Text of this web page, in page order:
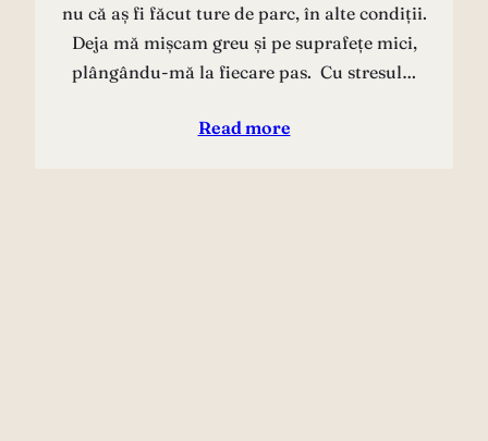
nu că aș fi făcut ture de parc, în alte condiții.
Deja mă mișcam greu și pe suprafețe mici,
plângându-mă la fiecare pas. Cu stresul…
Read more